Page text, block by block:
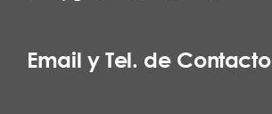
Email y Tel. de Contacto